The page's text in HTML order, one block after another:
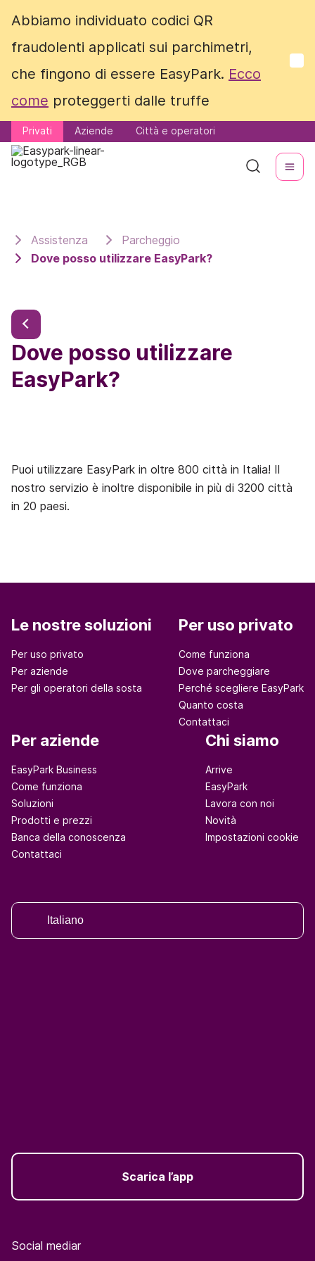
Abbiamo individuato codici QR
fraudolenti applicati sui parchimetri,
che fingono di essere EasyPark. Ecco
come proteggerti dalle truffe
Privati Aziende Città e operatori
Abbiamo individuato codici QR
fraudolenti applicati sui parchimetri,
che fingono di essere EasyPark. Ecco
come proteggerti dalle truffe
Privati Aziende Città e operatori
Assistenza
Parcheggio
Dove posso utilizzare EasyPark?
Dove posso utilizzare
EasyPark?
Puoi utilizzare EasyPark in oltre 800 città in Italia! Il
nostro servizio è inoltre disponibile in più di 3200 città
in 20 paesi.
Le nostre soluzioni
Per uso privato
Per aziende
Per gli operatori della sosta
Per uso privato
Come funziona
Dove parcheggiare
Perché scegliere EasyPark
Quanto costa
Contattaci
Per aziende
EasyPark Business
Come funziona
Soluzioni
Prodotti e prezzi
Banca della conoscenza
Contattaci
Chi siamo
Arrive
EasyPark
Lavora con noi
Novità
Impostazioni cookie
Italiano
Scarica l’app
Social mediar